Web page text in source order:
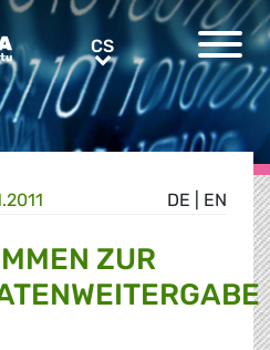
CSCS
DE EN
ZUR